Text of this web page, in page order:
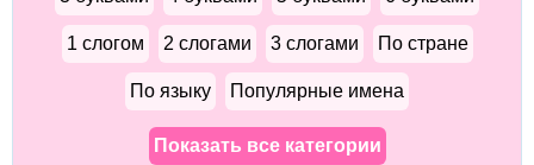
1 слогом 2 слогами 3 слогами По стране
По языку Популярные имена
Показать все категории